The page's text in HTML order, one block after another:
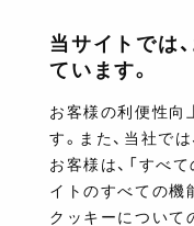
コンプリート
当サイトでは
ています。
お客様の利便性向
す。また、当社で
お客様は、「すべ
イトのすべての機
クッキーについて